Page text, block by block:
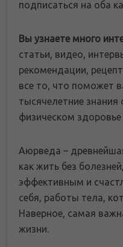
подписаться на оба
Вы узнаете много
статьи, видео,
рекомендации,
все то, что поможет
тысячелетние знания
физическом здоровье
Аюрведа –
как жить без
эффективным и
себя, работы тела,
Наверное, самая
жизни.